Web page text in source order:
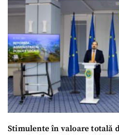
Stimulente în valoare totală